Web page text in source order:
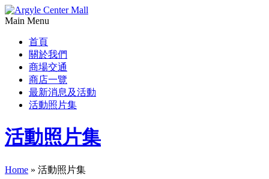
Main Menu
首頁
關於我們
商場交通
商店一覽
最新消息及活動
活動照片集
活動照片集
Home » 活動照片集